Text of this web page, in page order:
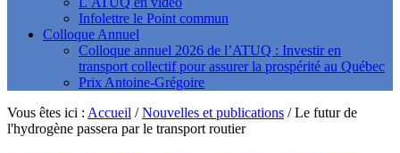
Infolettre le Point commun
Colloque Annuel
Colloque annuel 2026 de l’ATUQ : Investir en
transport collectif pour assurer la prospérité au Québec
Prix Antoine-Grégoire
Vous êtes ici : Accueil /Nouvelles et publications /Le futur de
l'hydrogène passera par le transport routier